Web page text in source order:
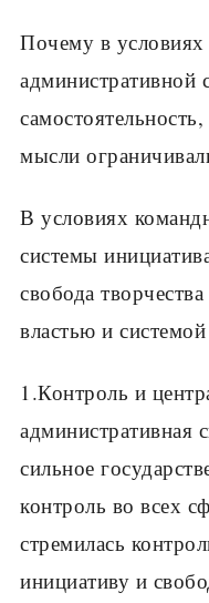
Почему в
административной
мысли
В условиях
системы
свобода
властью и
1.Контроль и
административная
сильное
контроль во всех
стремилась
инициативу и